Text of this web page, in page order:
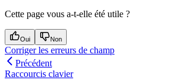
Cette page vous a-t-elle été utile ?
Oui Non
Corriger les erreurs de champ
Précédent
Raccourcis clavier